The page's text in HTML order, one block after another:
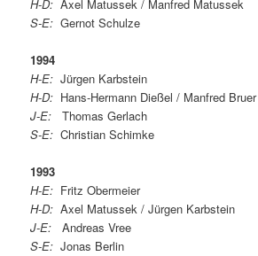
H-D: Axel Matussek / Manfred Matussek
S-E: Gernot Schulze
1994
H-E: Jürgen Karbstein
H-D: Hans-Hermann Dießel / Manfred Bruer
J-E: Thomas Gerlach
S-E: Christian Schimke
1993
H-E: Fritz Obermeier
H-D: Axel Matussek / Jürgen Karbstein
J-E: Andreas Vree
S-E: Jonas Berlin